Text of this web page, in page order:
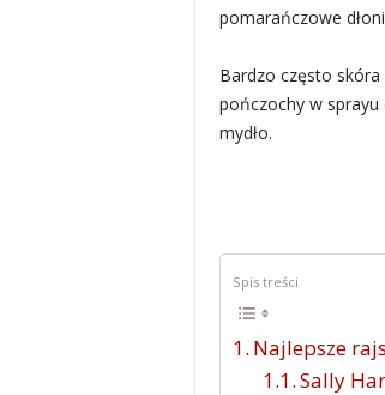
pomarańczowe
Bardzo często
pończochy w sprayu
mydło.
Spis treści
Najlepsze
Sally